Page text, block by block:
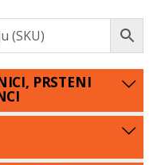
PRSTENI